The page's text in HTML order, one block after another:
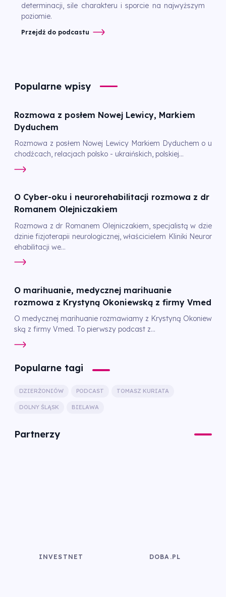
determinacji, sile charakteru i sporcie na najwyższym
poziomie.
Przejdź do podcastu
Popularne wpisy
Rozmowa z posłem Nowej Lewicy, Markiem
Dyduchem
Rozmowa z posłem Nowej Lewicy Markiem Dyduchem o u
chodźcach, relacjach polsko - ukraińskich, polskiej...
O Cyber-oku i neurorehabilitacji rozmowa z dr
Romanem Olejniczakiem
Rozmowa z dr Romanem Olejniczakiem, specjalistą w dzie
dzinie fizjoterapii neurologicznej, właścicielem Kliniki Neuror
ehabilitacji we...
O marihuanie, medycznej marihuanie
rozmowa z Krystyną Okoniewską z firmy Vmed
O medycznej marihuanie rozmawiamy z Krystyną Okoniew
ską z firmy Vmed. To pierwszy podcast z...
Popularne tagi
DZIERŻONIÓW PODCAST TOMASZ KURIATA
DOLNY ŚLĄSK BIELAWA
Partnerzy
INVESTNET DOBA.PL